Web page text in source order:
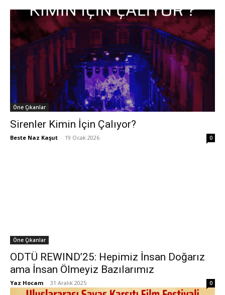
Öne Çıkanlar
Sirenler Kimin İçin Çalıyor?
Beste Naz Kaşut - 19 Ocak 2026 0
Öne Çıkanlar
ODTÜ REWIND’25: Hepimiz İnsan Doğarız
ama İnsan Ölmeyiz Bazılarımız
Yaz Hocam - 31 Aralık 2025 0